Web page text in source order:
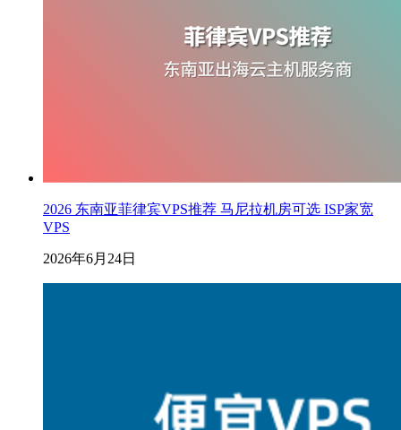
2026 东南亚菲律宾VPS推荐 马尼拉机房可选 ISP家宽
VPS
2026年6月24日